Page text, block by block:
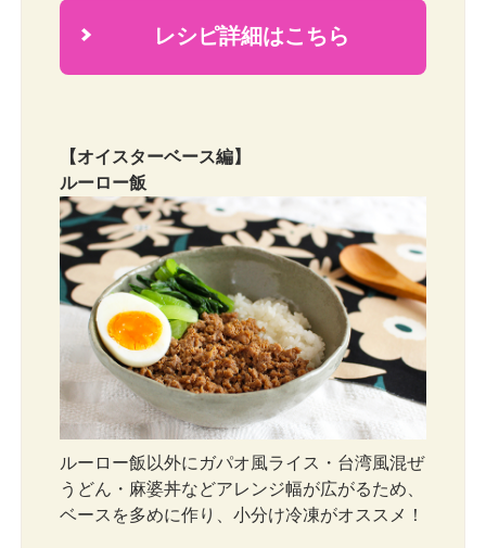
2 レシピ詳細はこちら
【オイスターベース編】
ルーロー飯
ルーロー飯以外にガパオ風ライス・台湾風混ぜ
うどん・麻婆丼などアレンジ幅が広がるため、
ベースを多めに作り、小分け冷凍がオススメ！